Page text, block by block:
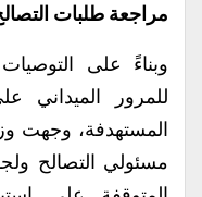
مراجعة طلبات
وبناءً على
للمرور الميداني
المستهدفة، وجهت
مسئولي التصالح